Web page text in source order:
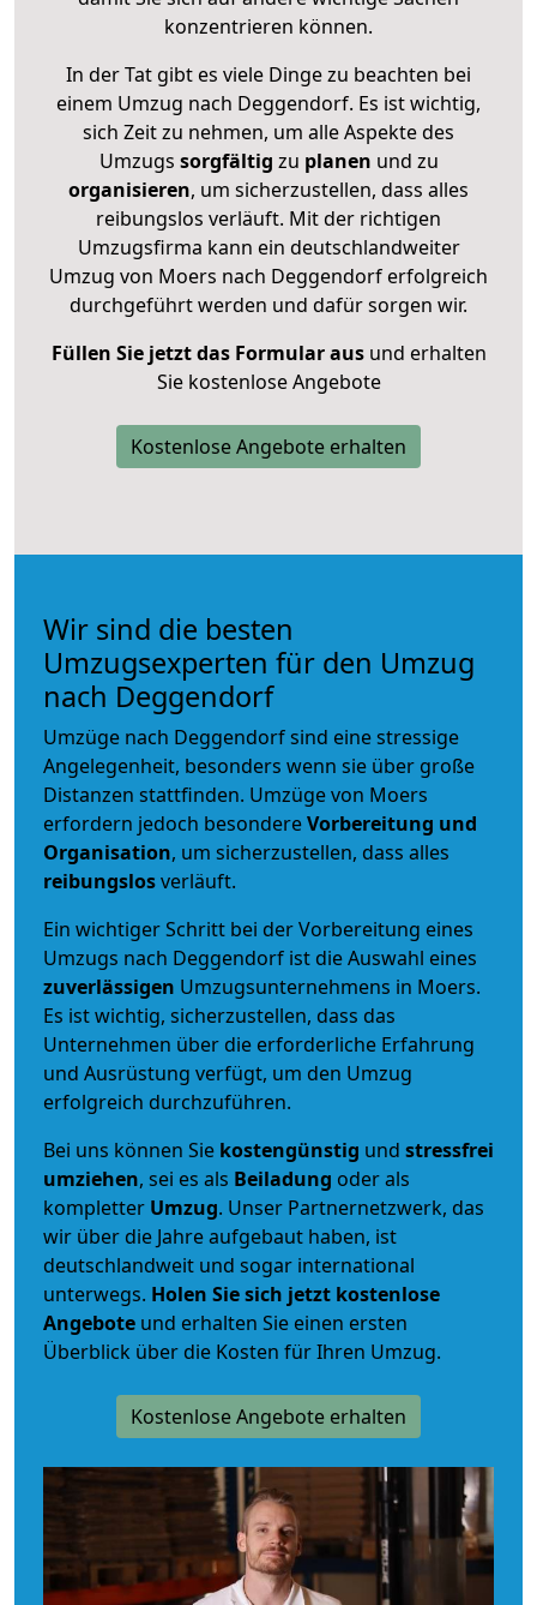
konzentrieren können.
In der Tat gibt es viele Dinge zu beachten bei
einem Umzug nach Deggendorf. Es ist wichtig,
sich Zeit zu nehmen, um alle Aspekte des
Umzugs sorgfältig zu planen und zu
organisieren, um sicherzustellen, dass alles
reibungslos verläuft. Mit der richtigen
Umzugsfirma kann ein deutschlandweiter
Umzug von Moers nach Deggendorf erfolgreich
durchgeführt werden und dafür sorgen wir.
Füllen Sie jetzt das Formular ausund erhalten
Sie kostenlose Angebote
Kostenlose Angebote erhalten
Wir sind die besten
Umzugsexperten für den Umzug
nach Deggendorf
Umzüge nach Deggendorf sind eine stressige
Angelegenheit, besonders wenn sie über große
Distanzen stattfinden. Umzüge von Moers
erfordern jedoch besondereVorbereitung und
Organisation, um sicherzustellen, dass alles
reibungslosverläuft.
Ein wichtiger Schritt bei der Vorbereitung eines
Umzugs nach Deggendorf ist die Auswahl eines
zuverlässigen Umzugsunternehmens in Moers.
Es ist wichtig, sicherzustellen, dass das
Unternehmen über die erforderliche Erfahrung
und Ausrüstung verfügt, um den Umzug
erfolgreich durchzuführen.
Bei uns können Sie kostengünstig und stressfrei
umziehen, sei es als Beiladung oder als
kompletter Umzug. Unser Partnernetzwerk, das
wir über die Jahre aufgebaut haben, ist
deutschlandweit und sogar international
unterwegs. Holen Sie sich jetzt kostenlose
Angebote und erhalten Sie einen ersten
Überblick über die Kosten für Ihren Umzug.
Kostenlose Angebote erhalten